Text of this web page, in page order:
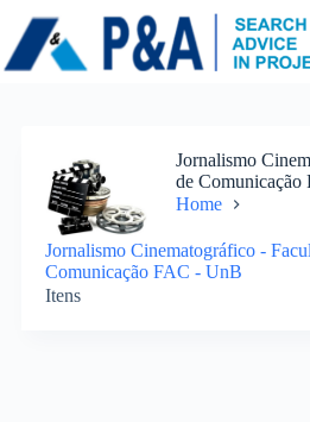
para
conteúdo
Jornalismo
de
Home
Jornalismo Cinematográfico -
Comunicação FAC - UnB
Itens